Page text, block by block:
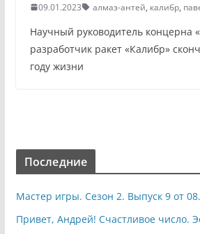
09.01.2023 алмаз-антей, калибр,
Научный руководитель концерна
разработчик ракет «Калибр»
году жизни
Последние
Мастер игры. Сезон 2. Выпуск 9 от
Привет, Андрей! Счастливое число.